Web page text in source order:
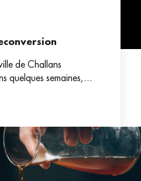
de Challans
quelques semaines,